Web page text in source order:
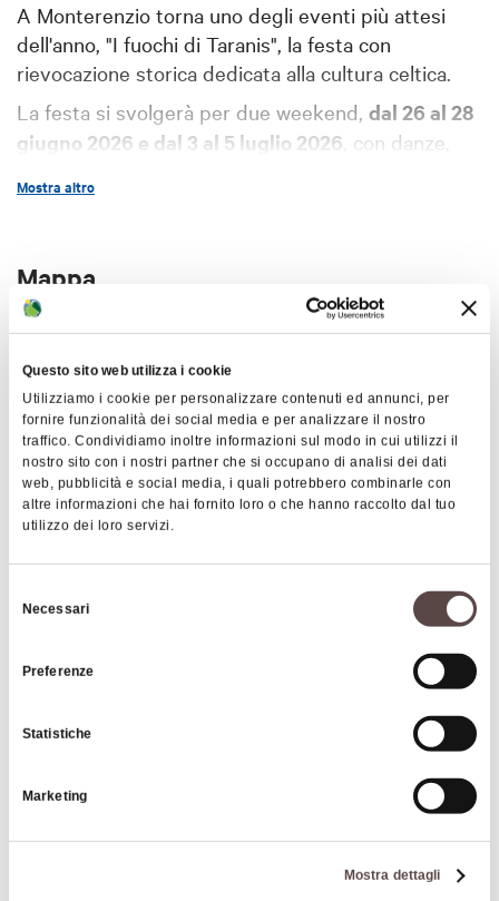
Questo sito web utilizza i cookie
Utilizziamo i cookie per personalizzare contenuti ed annunci, per
fornire funzionalità dei social media e per analizzare il nostro
traffico. Condividiamo inoltre informazioni sul modo in cui utilizzi il
nostro sito con i nostri partner che si occupano di analisi dei dati
web, pubblicità e social media, i quali potrebbero combinarle con
altre informazioni che hai fornito loro o che hanno raccolto dal tuo
utilizzo dei loro servizi.
delNecessari
Preferenze
Statistiche
Marketing
Mostra dettagli
A Monterenzio torna uno degli eventi più attesi
dell'anno, "I fuochi di Taranis", la festa con
rievocazione storica dedicata alla cultura celtica.
La festa si svolgerà per due weekend, dal 26 al 28
giugno 2026 e dal 3 al 5 luglio 2026 , con danze,
storiche. Verranno organizzati anche laboratori e
Per maggiori informazioni e programma completo
rimandiamo al
Mostra altro
Mappa
+
−
I fuochi di Taranis - la rinascita
40050 Monterenzio
COME ARRIVARE